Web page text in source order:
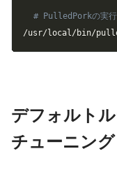
# PulledPorkの実
/usr/local/bin/
デフォルト
チューニング